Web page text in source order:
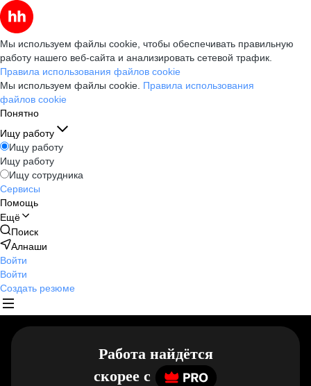
Мы используем файлы cookie, чтобы обеспечивать правильную
работу нашего веб-сайта и анализировать сетевой трафик.
Правила использования файлов cookie
Мы используем файлы cookie. Правила использования
файлов cookie
Понятно
Ищу работу
Ищу работу
Ищу работу
Ищу сотрудника
Сервисы
Помощь
Ещё
Поиск
Алнаши
Войти
Войти
Создать резюме
Работа найдётся
скорее c